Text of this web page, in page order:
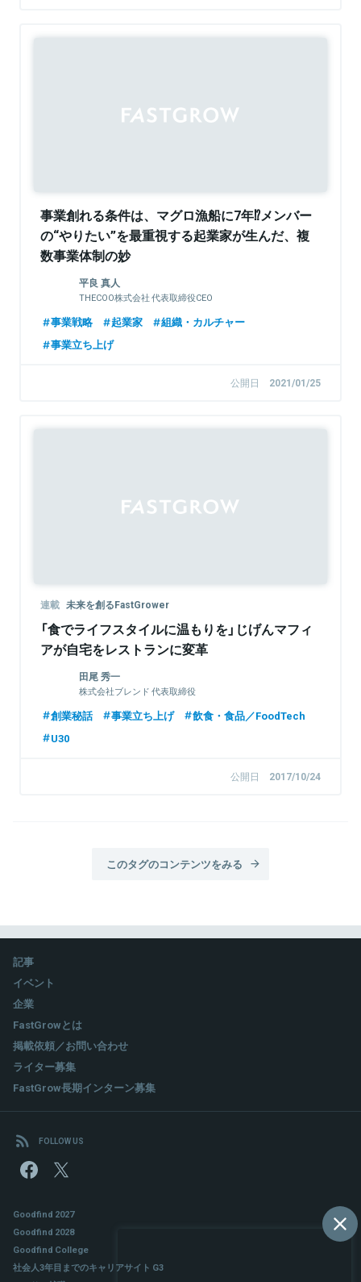
事業創れる条件は、マグロ漁船に7年⁉メンバー
の“やりたい”を最重視する起業家が生んだ、複
数事業体制の妙
平良 真人
THECOO株式会社 代表取締役CEO
事業戦略 起業家
組織・カルチャー
事業立ち上げ
公開日 2021/01/25
連載 未来を創るFastGrower
「食でライフスタイルに温もりを」じげんマフィ
アが自宅をレストランに変革
田尾 秀一
株式会社ブレンド 代表取締役
創業秘話 事業立ち上げ
飲食・食品／FoodTech
U30
公開日 2017/10/24
このタグのコンテンツをみる
記事
イベント
企業
FastGrowとは
掲載依頼／お問い合わせ
ライター募集
FastGrow長期インターン募集
FOLLOW US
Goodfind 2027
Goodfind 2028
Goodfind College
社会人3年目までのキャリアサイト G3